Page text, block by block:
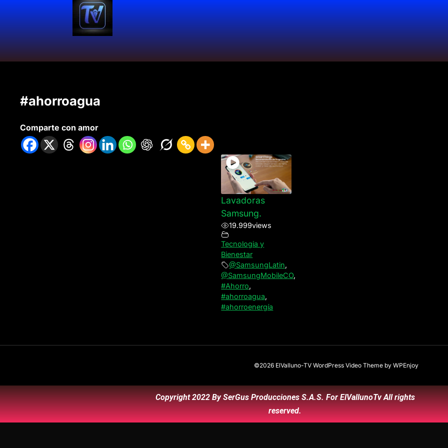
#ahorroagua
Comparte con amor
Lavadoras
Samsung.
19.999views
Tecnologia y
Bienestar
@SamsungLatin,
@SamsungMobileCO,
#Ahorro,
#ahorroagua,
#ahorroenergía
©2026 ElValluno-TV WordPress Video Themeby WPEnjoy
Copyright 2022 By SerGus Producciones S.A.S. For ElVallunoTv All rights
reserved.